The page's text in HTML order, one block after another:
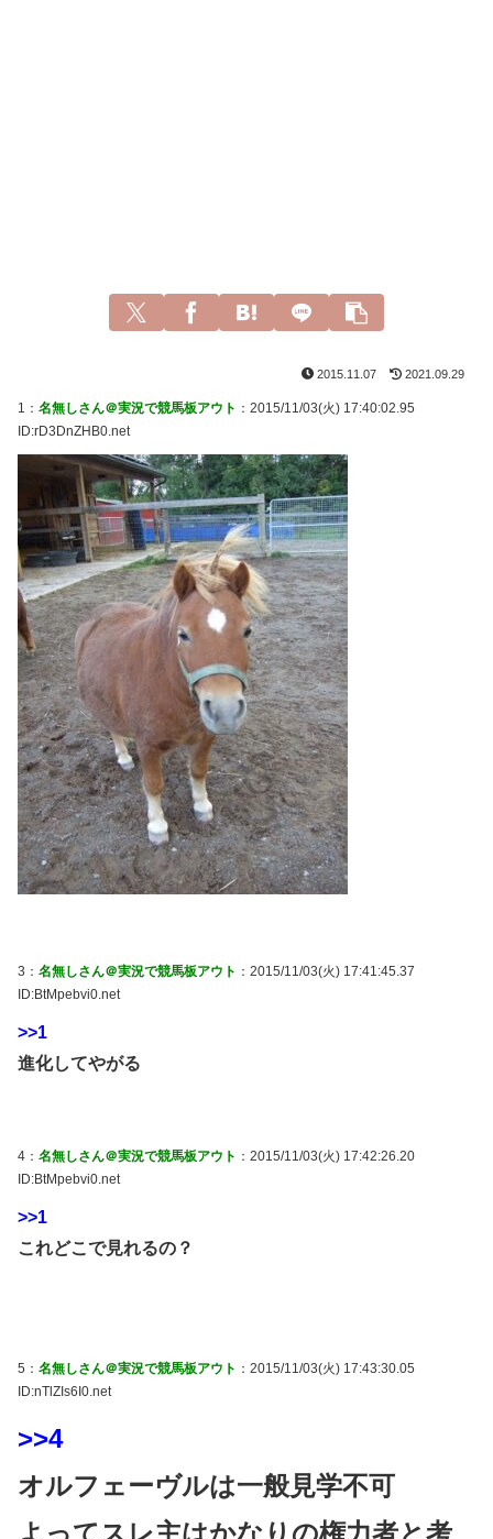
2015.11.07 2021.09.29
1： 名無しさん＠実況で競馬板アウト ：2015/11/03(火) 17:40:02.95
ID:rD3DnZHB0.net
3： 名無しさん＠実況で競馬板アウト ：2015/11/03(火) 17:41:45.37
ID:BtMpebvi0.net
>>1
進化してやがる
4： 名無しさん＠実況で競馬板アウト ：2015/11/03(火) 17:42:26.20
ID:BtMpebvi0.net
>>1
これどこで見れるの？
5： 名無しさん＠実況で競馬板アウト ：2015/11/03(火) 17:43:30.05
ID:nTlZIs6I0.net
>>4
オルフェーヴルは一般見学不可
よってスレ主はかなりの権力者と考